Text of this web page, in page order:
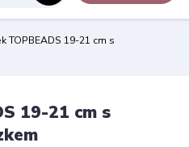
TOPBEADS 19-21 cm s
19-21 cm s